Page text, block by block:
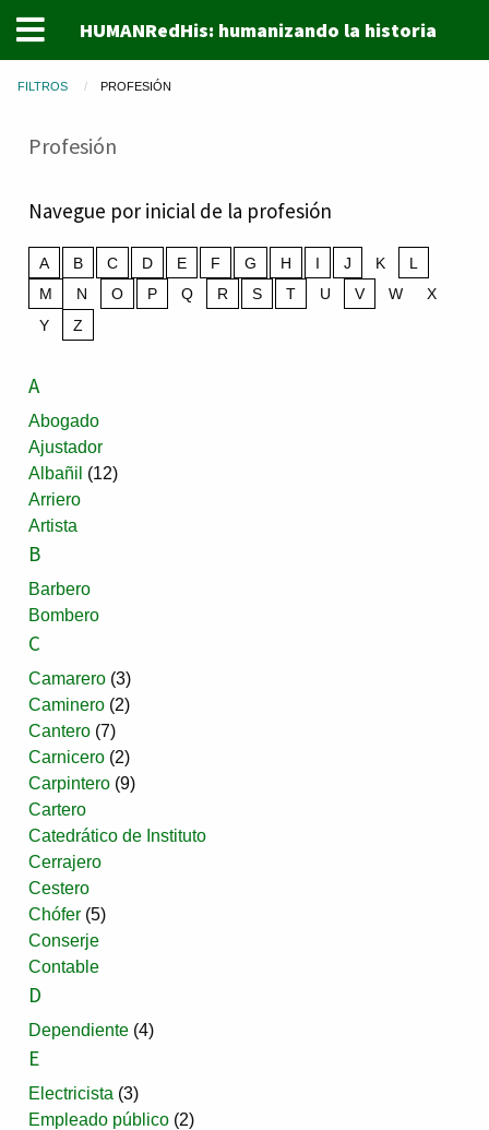
HUMANRedHis: humanizando la historia
FILTROS PROFESIÓN
Profesión
Navegue por inicial de la profesión
A B C D E F G H I J K
L
M
N O P Q R S T U V W
X
Y
Z
A
Abogado
Ajustador
Albañil (12)
Arriero
Artista
B
Barbero
Bombero
C
Camarero (3)
Caminero (2)
Cantero (7)
Carnicero (2)
Carpintero (9)
Cartero
Catedrático de Instituto
Cerrajero
Cestero
Chófer (5)
Conserje
Contable
D
Dependiente (4)
E
Electricista (3)
Empleado público (2)